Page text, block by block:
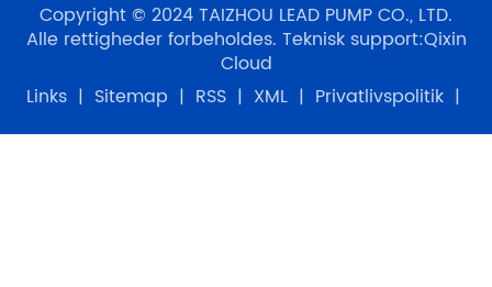
Copyright © 2024 TAIZHOU LEAD PUMP CO., LTD.
Alle rettigheder forbeholdes. Teknisk support:Qixin
Cloud
Links | Sitemap | RSS | XML | Privatlivspolitik |